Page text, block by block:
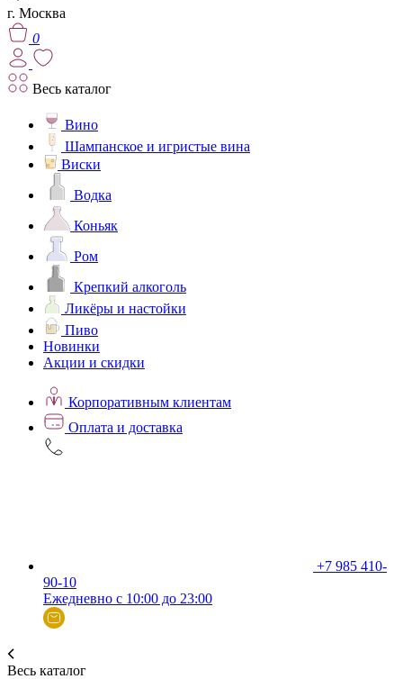
г. Москва
0
Весь каталог
Вино
Шампанское и игристые вина
Виски
Водка
Коньяк
Ром
Крепкий алкоголь
Ликёры и настойки
Пиво
Новинки
Акции и скидки
Корпоративным клиентам
Оплата и доставка
+7 985 410-
90-10
Ежедневно с 10:00 до 23:00
Весь каталог